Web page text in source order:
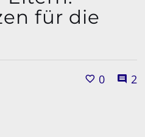
für die
0 2